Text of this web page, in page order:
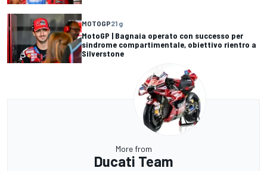
MOTOGP21 g
MotoGP | Bagnaia operato con successo per
sindrome compartimentale, obiettivo rientro a
Silverstone
More from
Ducati Team